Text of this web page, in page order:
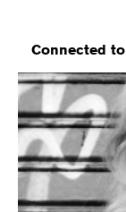
Connected to